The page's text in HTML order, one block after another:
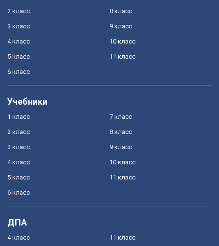
2 класс
3 класс
4 класс
5 класс
6 класс
8 класс
9 класс
10 класс
11 класс
Учебники
1 класс
2 класс
3 класс
4 класс
5 класс
6 класс
7 класс
8 класс
9 класс
10 класс
11 класс
ДПА
4 класс 11 класс